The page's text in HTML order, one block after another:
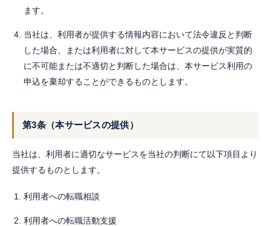
ます。
当社は、利用者が提供する情報内容において法令違反と判断
した場合、または利用者に対して本サービスの提供が実質的
に不可能または不適切と判断した場合は、本サービス利用の
申込を棄却することができるものとします。
第3条（本サービスの提供）
当社は、利用者に適切なサービスを当社の判断にて以下項目より
提供するものとします。
利用者への転職相談
利用者への転職活動支援